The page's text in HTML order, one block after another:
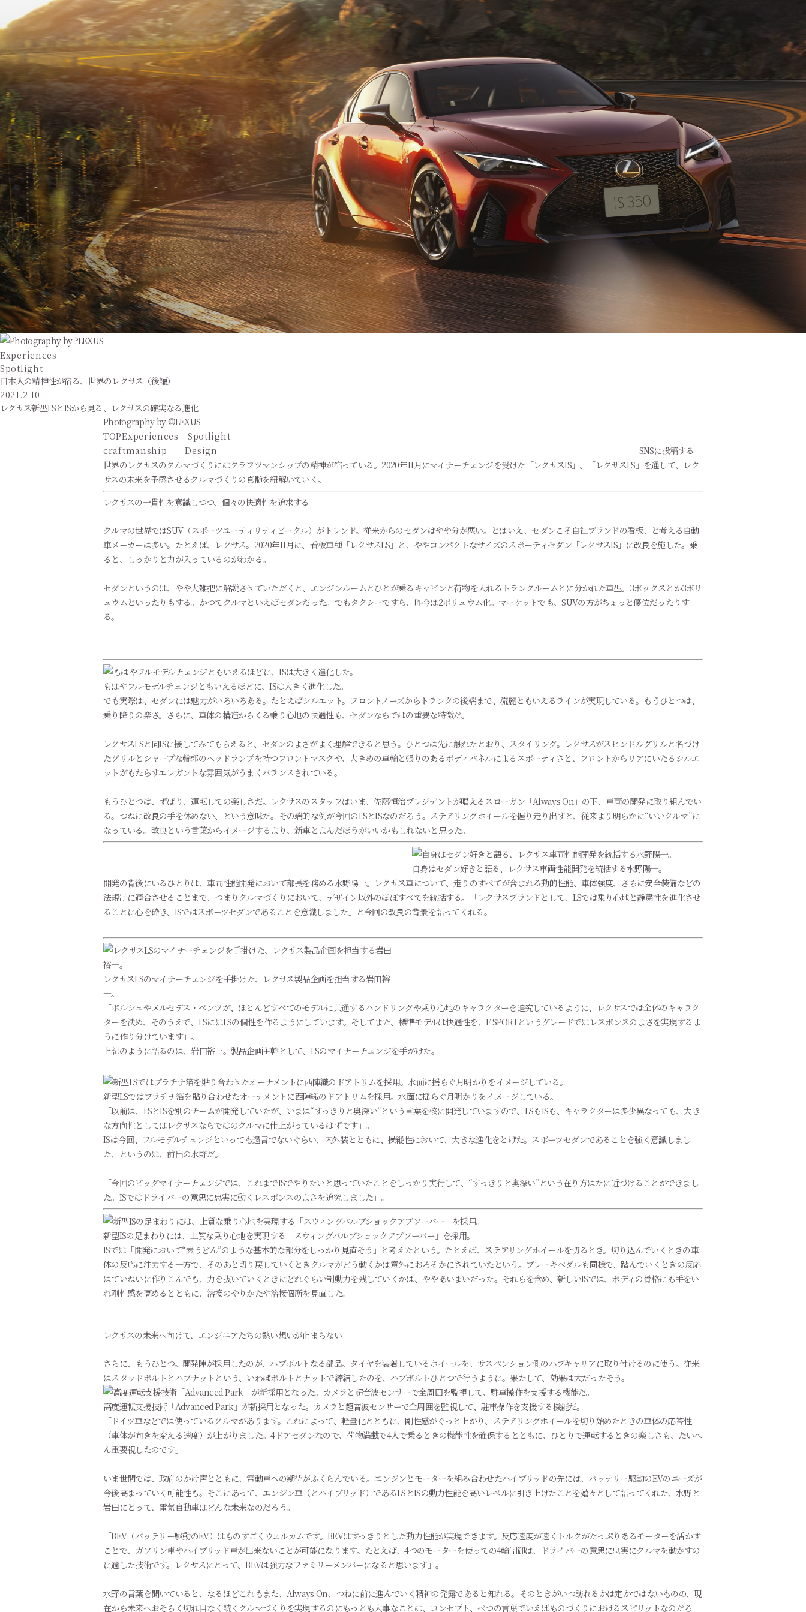
Experiences
Spotlight
日本人の精神性が宿る、世界のレクサス（後編）
2021.2.10
レクサス新型LSとISから見る、レクサスの確実なる進化
Photography by ©LEXUS
TOPExperiences - Spotlight
craftmanship
Design
SNSに投稿する
世界のレクサスのクルマづくりにはクラフツマンシップの精神が宿っている。2020年11月にマイナーチェンジを受けた「レクサスIS」、「レクサスLS」を通して、レク
サスの未来を予感させるクルマづくりの真髄を紐解いていく。
レクサスの一貫性を意識しつつ、個々の快適性を追求する
クルマの世界ではSUV（スポーツユーティリティビークル）がトレンド。従来からのセダンはやや分が悪い。とはいえ、セダンこそ自社ブランドの看板、と考える自動
車メーカーは多い。たとえば、レクサス。2020年11月に、看板車種「レクサスLS」と、ややコンパクトなサイズのスポーティセダン「レクサスIS」に改良を施した。乗
ると、しっかりと力が入っているのがわかる。
セダンというのは、やや大雑把に解説させていただくと、エンジンルームとひとが乗るキャビンと荷物を入れるトランクルームとに分かれた車型。3ボックスとか3ボリ
ュウムといったりもする。かつてクルマといえばセダンだった。でもタクシーですら、昨今は2ボリュウム化。マーケットでも、SUVの方がちょっと優位だったりす
る。
もはやフルモデルチェンジともいえるほどに、ISは大きく進化した。
でも実際は、セダンには魅力がいろいろある。たとえばシルエット。フロントノーズからトランクの後端まで、流麗ともいえるラインが実現している。もうひとつは、
乗り降りの楽さ。さらに、車体の構造からくる乗り心地の快適性も、セダンならではの重要な特徴だ。
レクサスLSと同ISに接してみてもらえると、セダンのよさがよく理解できると思う。ひとつは先に触れたとおり、スタイリング。レクサスがスピンドルグリルと名づけ
たグリルとシャープな輪郭のヘッドランプを持つフロントマスクや、大きめの車輪と張りのあるボディパネルによるスポーティさと、フロントからリアにいたるシルエ
ットがもたらすエレガントな雰囲気がうまくバランスされている。
もうひとつは、ずばり、運転しての楽しさだ。レクサスのスタッフはいま、佐藤恒治プレジデントが唱えるスローガン「Always On」の下、車両の開発に取り組んでい
る。つねに改良の手を休めない、という意味だ。その端的な例が今回のLSとISなのだろう。ステアリングホイールを握り走り出すと、従来より明らかに“いいクルマ”に
なっている。改良という言葉からイメージするより、新車とよんだほうがいいかもしれないと思った。
自身はセダン好きと語る、レクサス車両性能開発を統括する水野陽一。
開発の背後にいるひとりは、車両性能開発において部長を務める水野陽一。レクサス車について、走りのすべてが含まれる動的性能、車体強度、さらに安全装備などの
法規制に適合させることまで、つまりクルマづくりにおいて、デザイン以外のほぼすべてを統括する。「レクサスブランドとして、LSでは乗り心地と静粛性を進化させ
ることに心を砕き、ISではスポーツセダンであることを意識しました」と今回の改良の背景を語ってくれる。
レクサスLSのマイナーチェンジを手掛けた、レクサス製品企画を担当する岩田裕
一。
「ポルシェやメルセデス・ベンツが、ほとんどすべてのモデルに共通するハンドリングや乗り心地のキャラクターを追究しているように、レクサスでは全体のキャラク
ターを決め、そのうえで、LSにはLSの個性を作るようにしています。そしてまた、標準モデルは快適性を、F SPORTというグレードではレスポンスのよさを実現するよ
うに作り分けています」。
上記のように語るのは、岩田裕一。製品企画主幹として、LSのマイナーチェンジを手がけた。
新型LSではプラチナ箔を貼り合わせたオーナメントに西陣織のドアトリムを採用。水面に揺らぐ月明かりをイメージしている。
「以前は、LSとISを別のチームが開発していたが、いまは“すっきりと奥深い”という言葉を核に開発していますので、LSもISも、キャラクターは多少異なっても、大き
な方向性としてはレクサスならではのクルマに仕上がっているはずです」。
ISは今回、フルモデルチェンジといっても過言でないぐらい、内外装とともに、操縦性において、大きな進化をとげた。スポーツセダンであることを強く意識しまし
た、というのは、前出の水野だ。
「今回のビッグマイナーチェンジでは、これまでISでやりたいと思っていたことをしっかり実行して、“すっきりと奥深い”という在り方はたに近づけることができまし
た。ISではドライバーの意思に忠実に動くレスポンスのよさを追究しました」。
新型ISの足まわりには、上質な乗り心地を実現する「スウィングバルブショックアブソーバー」を採用。
ISでは「開発において“素うどん”のような基本的な部分をしっかり見直そう」と考えたという。たとえば、ステアリングホイールを切るとき。切り込んでいくときの車
体の反応に注力する一方で、そのあと切り戻していくときクルマがどう動くかは意外におろそかにされていたという。ブレーキペダルも同様で、踏んでいくときの反応
はていねいに作りこんでも、力を抜いていくときにどれぐらい制動力を残していくかは、ややあいまいだった。それらを含め、新しいISでは、ボディの骨格にも手をい
れ剛性感を高めるとともに、溶接のやりかたや溶接個所を見直した。
レクサスの未来へ向けて、エンジニアたちの熱い想いが止まらない
さらに、もうひとつ。開発陣が採用したのが、ハブボルトなる部品。タイヤを装着しているホイールを、サスペンション側のハブキャリアに取り付けるのに使う。従来
はスタッドボルトとハブナットという、いわばボルトとナットで締結したのを、ハブボルトひとつで行うように。果たして、効果は大だったそう。
高度運転支援技術「Advanced Park」が新採用となった。カメラと超音波センサーで全周囲を監視して、駐車操作を支援する機能だ。
「ドイツ車などでは使っているクルマがあります。これによって、軽量化とともに、剛性感がぐっと上がり、ステアリングホイールを切り始めたときの車体の応答性
（車体が向きを変える速度）が上がりました。4ドアセダンなので、荷物満載で4人で乗るときの機能性を確保するとともに、ひとりで運転するときの楽しさも、たいへ
ん重要視したのです」
いま世間では、政府のかけ声とともに、電動車への期待がふくらんでいる。エンジンとモーターを組み合わせたハイブリッドの先には、バッテリー駆動のEVのニーズが
今後高まっていく可能性も。そこにあって、エンジン車（とハイブリッド）であるLSとISの動力性能を高いレベルに引き上げたことを嬉々として語ってくれた、水野と
岩田にとって、電気自動車はどんな未来なのだろう。
「BEV（バッテリー駆動のEV）はものすごくウェルカムです。BEVはすっきりとした動力性能が実現できます。反応速度が速くトルクがたっぷりあるモーターを活かす
ことで、ガソリン車やハイブリッド車が出来ないことが可能になります。たとえば、4つのモーターを使っての4輪制御は、ドライバーの意思に忠実にクルマを動かすの
に適した技術です。レクサスにとって、BEVは強力なファミリーメンバーになると思います」。
水野の言葉を聞いていると、なるほどこれもまた、Always On、つねに前に進んでいく精神の発露であると知れる。そのときがいつ訪れるかは定かではないものの、現
在から未来へおそらく切れ目なく続くクルマづくりを実現するのにもっとも大事なことは、コンセプト、べつの言葉でいえばものづくりにおけるスピリットなのだろ